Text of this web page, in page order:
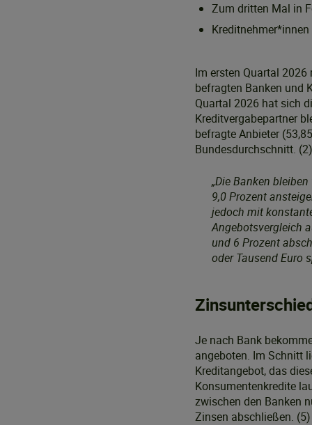
Zum dritten Mal in
Im ersten Quartal
befragten Banken und
Quartal 2026 hat sich
Kreditvergabepartner
befragte Anbieter
Bundesdurchschnitt. (2)
„Die Banken
9,0 Prozent
jedoch mit
Angebotsvergleich
und 6 Prozent
oder Tausend Euro
Je nach Bank
angeboten. Im Schnitt
Kreditangebot, das
Konsumentenkredite
zwischen den Banken
Zinsen abschließen.